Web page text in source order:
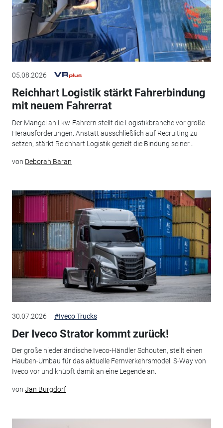
05.08.2026
Reichhart Logistik stärkt Fahrerbindung
mit neuem Fahrerrat
Der Mangel an Lkw-Fahrern stellt die Logistikbranche vor große
Herausforderungen. Anstatt ausschließlich auf Recruiting zu
setzen, stärkt Reichhart Logistik gezielt die Bindung seiner...
von Deborah Baran
30.07.2026 #Iveco Trucks
Der Iveco Strator kommt zurück!
Der große niederländische Iveco-Händler Schouten, stellt einen
Hauben-Umbau für das aktuelle Fernverkehrsmodell S-Way von
Iveco vor und knüpft damit an eine Legende an.
von Jan Burgdorf